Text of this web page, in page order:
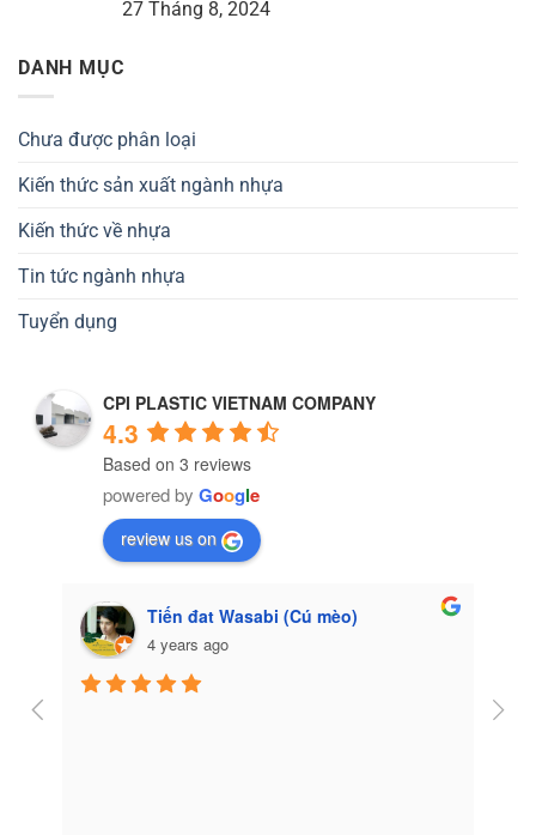
27 Tháng 8, 2024
DANH MỤC
Chưa được phân loại
Kiến thức sản xuất ngành nhựa
Kiến thức về nhựa
Tin tức ngành nhựa
Tuyển dụng
CPI PLASTIC VIETNAM COMPANY
4.3
Based on 3 reviews
powered by Google
review us on
Tiến đat Wasabi (Cú mèo)
4 years ago